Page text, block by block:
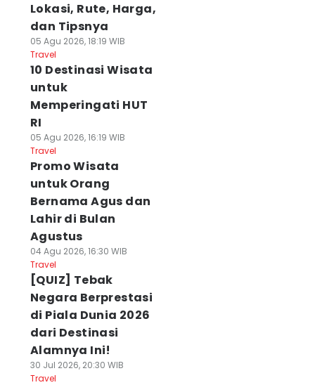
Lokasi, Rute, Harga,
dan Tipsnya
05 Agu 2026, 18:19 WIB
Travel
10 Destinasi Wisata
untuk
Memperingati HUT
RI
05 Agu 2026, 16:19 WIB
Travel
Promo Wisata
untuk Orang
Bernama Agus dan
Lahir di Bulan
Agustus
04 Agu 2026, 16:30 WIB
Travel
[QUIZ] Tebak
Negara Berprestasi
di Piala Dunia 2026
dari Destinasi
Alamnya Ini!
30 Jul 2026, 20:30 WIB
Travel